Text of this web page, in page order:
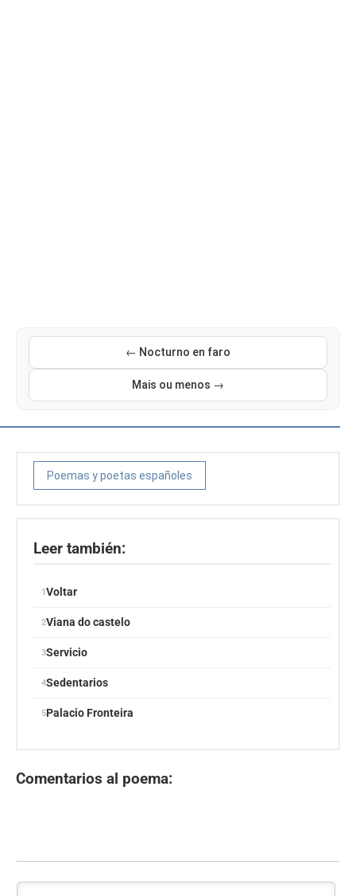
← Nocturno en faro
Mais ou menos →
Poemas y poetas españoles
Leer también:
Voltar
Viana do castelo
Servicio
Sedentarios
Palacio Fronteira
Comentarios al poema: